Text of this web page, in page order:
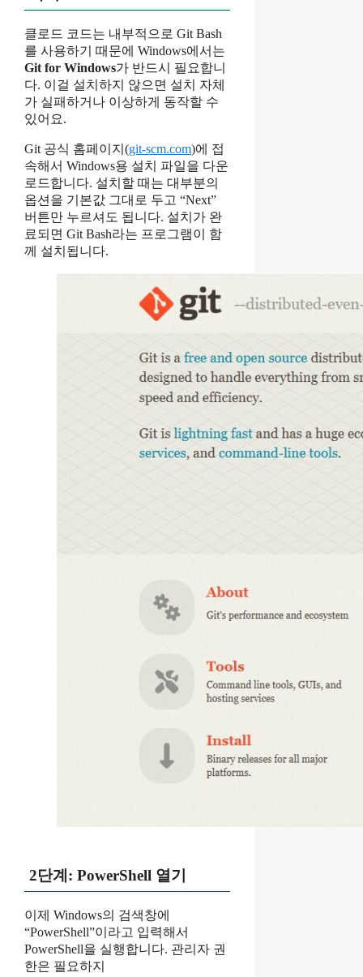
클로드 코드는 내부적으로 Git Bash
를 사용하기 때문에 Windows에서는
Git for Windows가 반드시 필요합니
다. 이걸 설치하지 않으면 설치 자체
가 실패하거나 이상하게 동작할 수
있어요.
Git 공식 홈페이지(git-scm.com)에 접
속해서 Windows용 설치 파일을 다운
로드합니다. 설치할 때는 대부분의
옵션을 기본값 그대로 두고 “Next”
버튼만 누르셔도 됩니다. 설치가 완
료되면 Git Bash라는 프로그램이 함
께 설치됩니다.
2단계: PowerShell 열기
이제 Windows의 검색창에
“PowerShell”이라고 입력해서
PowerShell을 실행합니다. 관리자 권
한은 필요하지